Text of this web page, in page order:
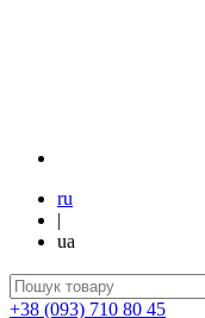
ru
|
ua
+38 (093) 710 80 45